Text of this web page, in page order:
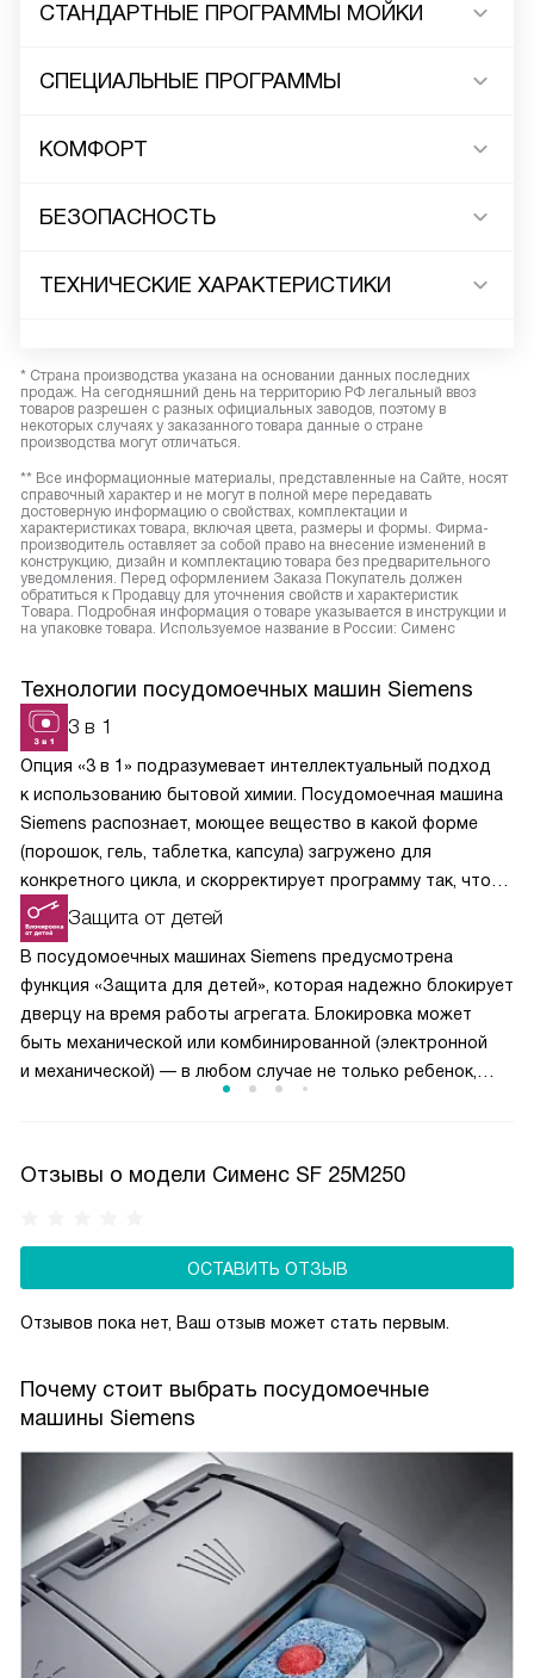
СТАНДАРТНЫЕ ПРОГРАММЫ МОЙКИ
СПЕЦИАЛЬНЫЕ ПРОГРАММЫ
КОМФОРТ
БЕЗОПАСНОСТЬ
ТЕХНИЧЕСКИЕ ХАРАКТЕРИСТИКИ
* Страна производства указана на основании данных последних
продаж. На сегодняшний день на территорию РФ легальный ввоз
товаров разрешен с разных официальных заводов, поэтому в
некоторых случаях у заказанного товара данные о стране
производства могут отличаться.
** Все информационные материалы, представленные на Сайте, носят
справочный характер и не могут в полной мере передавать
достоверную информацию о свойствах, комплектации и
характеристиках товара, включая цвета, размеры и формы. Фирма-
производитель оставляет за собой право на внесение изменений в
конструкцию, дизайн и комплектацию товара без предварительного
уведомления. Перед оформлением Заказа Покупатель должен
обратиться к Продавцу для уточнения свойств и характеристик
Товара. Подробная информация о товаре указывается в инструкции и
на упаковке товара. Используемое название в России: Сименс
Технологии посудомоечных машин Siemens
3 в 1
Опция «3 в 1» подразумевает интеллектуальный подход
к использованию бытовой химии. Посудомоечная машина
Siemens распознает, моющее вещество в какой форме
(порошок, гель, таблетка, капсула) загружено для
конкретного цикла, и скорректирует программу так, чтобы
химические вещества растворялись постепенно
и своевременно вступали в реакции.
Защита от детей
В посудомоечных машинах Siemens предусмотрена
функция «Защита для детей», которая надежно блокирует
дверцу на время работы агрегата. Блокировка может
быть механической или комбинированной (электронной
и механической) — в любом случае не только ребенок,
Отзывы о модели Сименс SF 25M250
ОСТАВИТЬ ОТЗЫВ
Отзывов пока нет, Ваш отзыв может стать первым.
Почему стоит выбрать посудомоечные
машины Siemens